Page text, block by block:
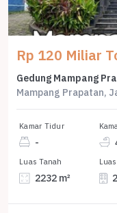
Rp 120 Miliar
Mampang Prapatan,
Kamar Tidur
-
Luas Tanah
2232 m²